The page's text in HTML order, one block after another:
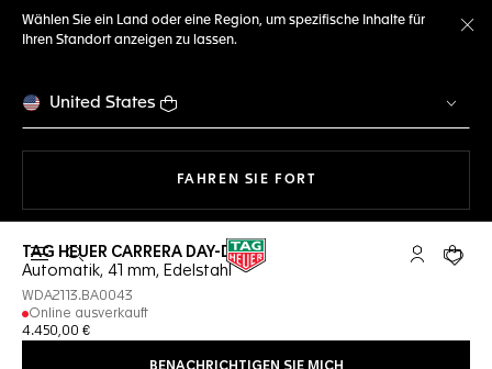
Wählen Sie ein Land oder eine Region, um spezifische Inhalte für
Ihren Standort anzeigen zu lassen.
United States
FAHREN SIE FORTMIT DER NAVIGATION
Suche öffnen My TAG
Ihr
TAG HEUER CARRERA DAY-DATE
Automatik, 41 mm, Edelstahl
WDA2113.BA0043
Online ausverkauft
4.450,00 €